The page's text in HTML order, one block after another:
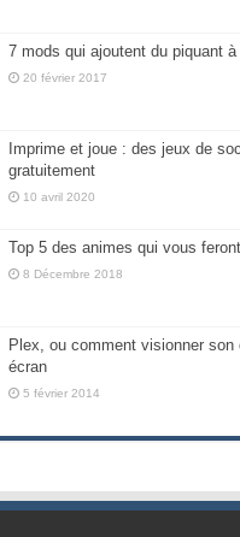
7 mods qui ajoutent du piquant
20 février 2017
Imprime et joue : des jeux de
gratuitement
10 avril 2020
Top 5 des animes qui vous
8 Décembre 2018
Plex, ou comment visionner son
écran
5 février 2014